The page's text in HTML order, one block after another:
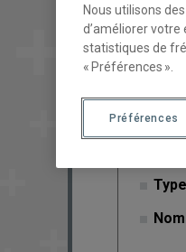
Nous utilisons
d’améliorer votre
statistiques de
« Préférences ».
Préférences